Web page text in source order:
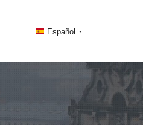
Español